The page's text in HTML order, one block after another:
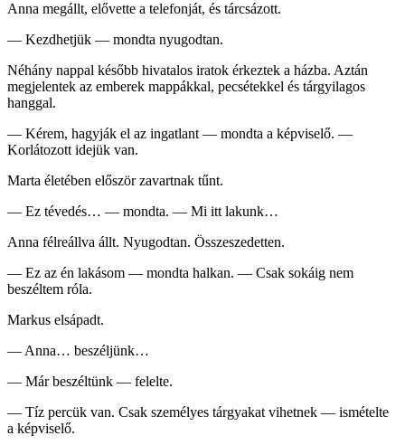
Anna megállt, elővette a telefonját, és tárcsázott.
— Kezdhetjük — mondta nyugodtan.
Néhány nappal később hivatalos iratok érkeztek a házba. Aztán
megjelentek az emberek mappákkal, pecsétekkel és tárgyilagos
hanggal.
— Kérem, hagyják el az ingatlant — mondta a képviselő. —
Korlátozott idejük van.
Marta életében először zavartnak tűnt.
— Ez tévedés… — mondta. — Mi itt lakunk…
Anna félreállva állt. Nyugodtan. Összeszedetten.
— Ez az én lakásom — mondta halkan. — Csak sokáig nem
beszéltem róla.
Markus elsápadt.
— Anna… beszéljünk…
— Már beszéltünk — felelte.
— Tíz percük van. Csak személyes tárgyakat vihetnek — ismételte
a képviselő.